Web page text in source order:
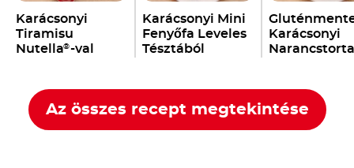
Karácsonyi
Tiramisu
Nutella®-val
Karácsonyi Mini
Fenyőfa Leveles
Tésztából
Karácsonyi
Narancstorta
Az összes recept megtekintése